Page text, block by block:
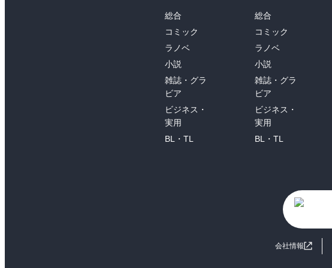
総合
コミック
ラノベ
小説
雑誌・グラ
ビア
ビジネス・
実用
BL・TL
総合
コミック
ラノベ
小説
雑誌・グラ
ビア
ビジネス・
実用
BL・TL
会社情報